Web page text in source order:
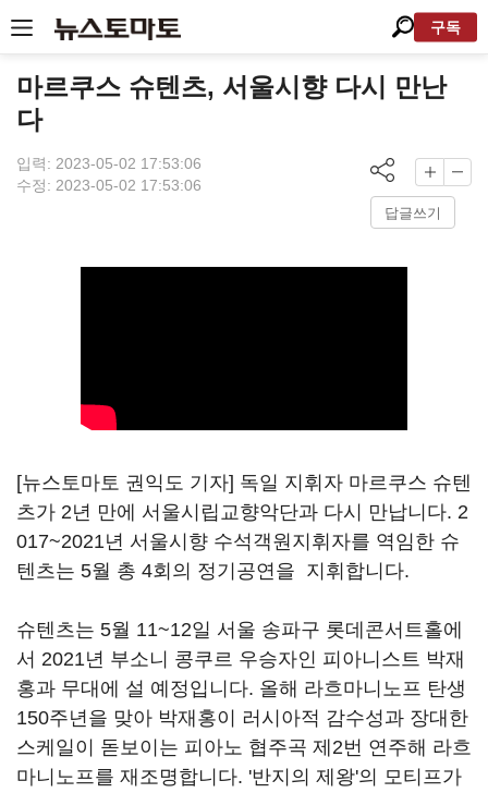
구독
마르쿠스 슈텐츠, 서울시향 다시 만난
다
입력: 2023-05-02 17:53:06
수정: 2023-05-02 17:53:06
답글쓰기
[뉴스토마토 권익도 기자] 독일 지휘자 마르쿠스 슈텐
츠가 2년 만에 서울시립교향악단과 다시 만납니다. 2
017~2021년 서울시향 수석객원지휘자를 역임한 슈
텐츠는 5월 총 4회의 정기공연을 지휘합니다.
슈텐츠는 5월 11~12일 서울 송파구 롯데콘서트홀에
서 2021년 부소니 콩쿠르 우승자인 피아니스트 박재
홍과 무대에 설 예정입니다. 올해 라흐마니노프 탄생
150주년을 맞아 박재홍이 러시아적 감수성과 장대한
스케일이 돋보이는 피아노 협주곡 제2번 연주해 라흐
마니노프를 재조명합니다. '반지의 제왕'의 모티프가